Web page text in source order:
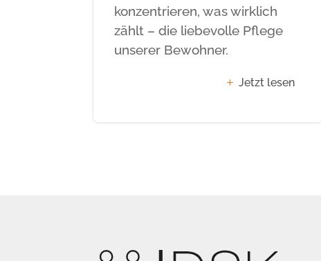
konzentrieren, was wirklich
zählt – die liebevolle Pflege
unserer Bewohner.
Jetzt lesen